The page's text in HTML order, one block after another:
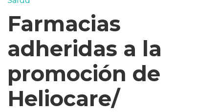
Farmacias
adheridas a la
promoción de
Heliocare/